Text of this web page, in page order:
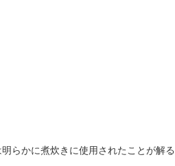
らかに煮炊きに使用されたことが解